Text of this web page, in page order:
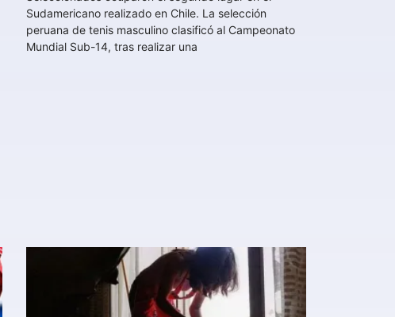
Sudamericano realizado en Chile. La selección
peruana de tenis masculino clasificó al Campeonato
Mundial Sub-14, tras realizar una